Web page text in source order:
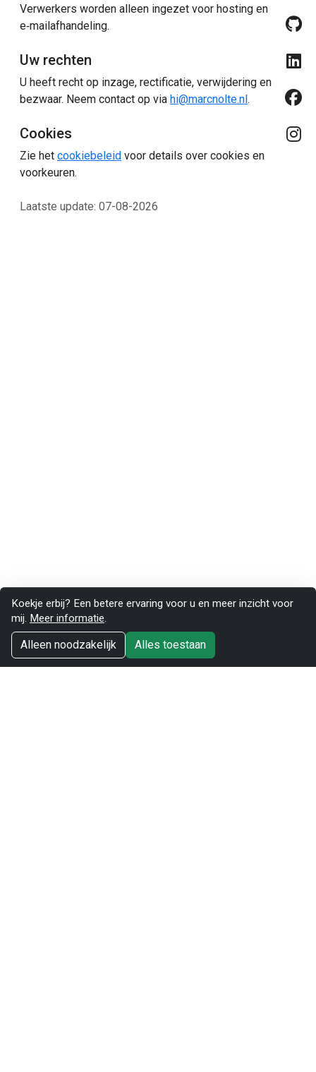
Verwerkers worden alleen ingezet voor hosting en
e‑mailafhandeling.
Uw rechten
U heeft recht op inzage, rectificatie, verwijdering en
bezwaar. Neem contact op via hi@marcnolte.nl.
Cookies
Zie het cookiebeleid voor details over cookies en
voorkeuren.
Laatste update: 07-08-2026
Koekje erbij? Een betere ervaring voor u en meer inzicht voor
mij. Meer informatie.
Alleen noodzakelijk Alles toestaan